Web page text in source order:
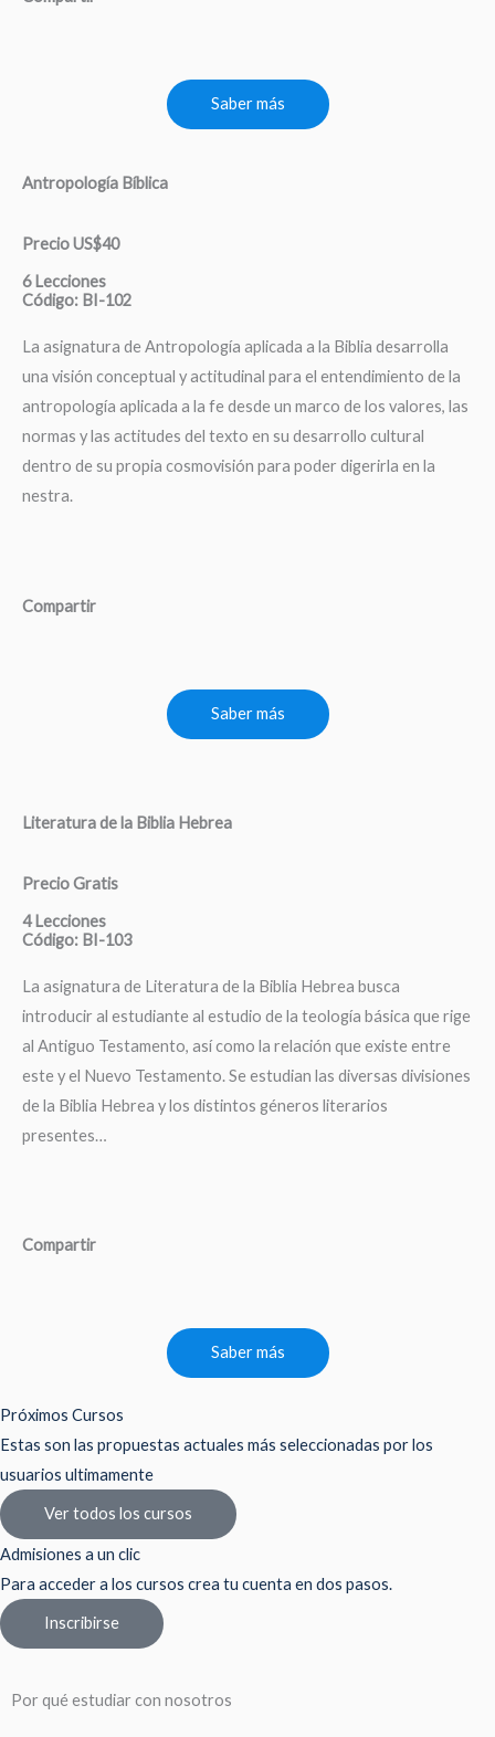
Saber más
Antropología Bíblica
Precio US$40
6 Lecciones
Código: BI-102
La asignatura de Antropología aplicada a la Biblia desarrolla
una visión conceptual y actitudinal para el entendimiento de la
antropología aplicada a la fe desde un marco de los valores, las
normas y las actitudes del texto en su desarrollo cultural
dentro de su propia cosmovisión para poder digerirla en la
nestra.
Compartir
Saber más
Literatura de la Biblia Hebrea
Precio Gratis
4 Lecciones
Código: BI-103
La asignatura de Literatura de la Biblia Hebrea busca
introducir al estudiante al estudio de la teología básica que rige
al Antiguo Testamento, así como la relación que existe entre
este y el Nuevo Testamento. Se estudian las diversas divisiones
de la Biblia Hebrea y los distintos géneros literarios
presentes…
Compartir
Saber más
Próximos Cursos
Estas son las propuestas actuales más seleccionadas por los
usuarios ultimamente
Ver todos los cursos
Admisiones a un clic
Para acceder a los cursos crea tu cuenta en dos pasos.
Inscribirse
Por qué estudiar con nosotros